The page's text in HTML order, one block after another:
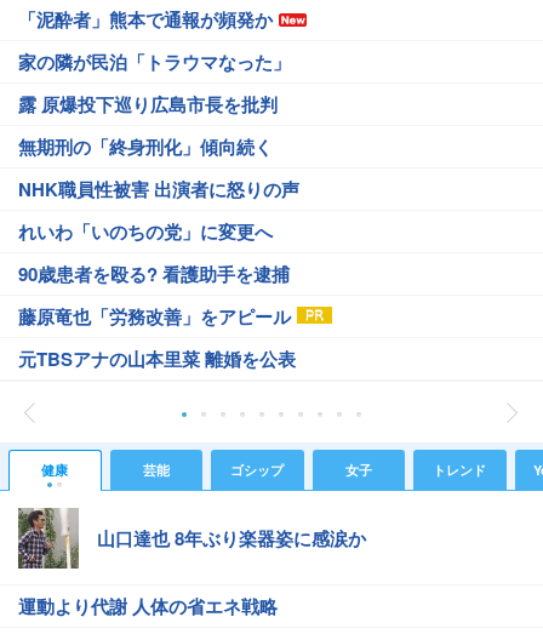
「泥酔者」熊本で通報が頻発か
家の隣が民泊「トラウマなった」
露 原爆投下巡り広島市長を批判
無期刑の「終身刑化」傾向続く
NHK職員性被害 出演者に怒りの声
れいわ「いのちの党」に変更へ
90歳患者を殴る? 看護助手を逮捕
藤原竜也「労務改善」をアピール
元TBSアナの山本里菜 離婚を公表
健康 芸能 ゴシップ 女子 トレンド
山口達也 8年ぶり楽器姿に感涙か
運動より代謝 人体の省エネ戦略